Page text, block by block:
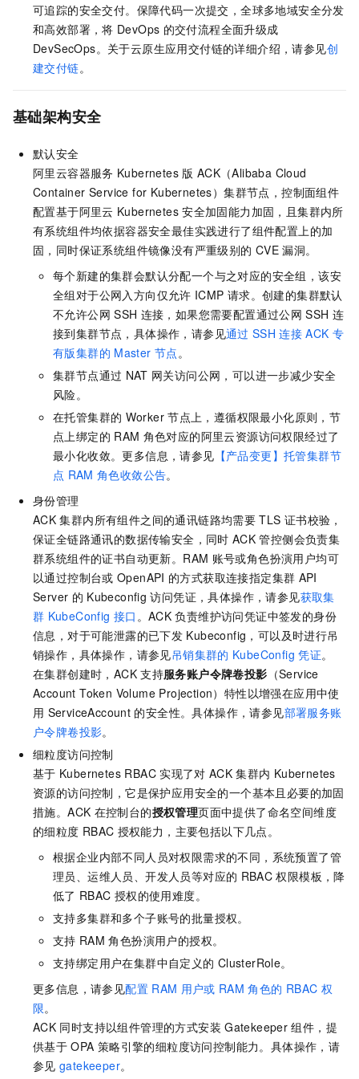
可追踪的安全交付。保障代码一次提交，全球多地域安全分发
和高效部署，将 DevOps 的交付流程全面升级成
DevSecOps。关于云原生应用交付链的详细介绍，请参见创
建交付链。
基础架构安全
默认安全
阿里云容器服务 Kubernetes 版 ACK（Alibaba Cloud
Container Service for Kubernetes）集群节点，控制面组件
配置基于阿里云 Kubernetes 安全加固能力加固，且集群内所
有系统组件均依据容器安全最佳实践进行了组件配置上的加
固，同时保证系统组件镜像没有严重级别的 CVE 漏洞。
每个新建的集群会默认分配一个与之对应的安全组，该安
全组对于公网入方向仅允许 ICMP 请求。创建的集群默认
不允许公网 SSH 连接，如果您需要配置通过公网 SSH 连
接到集群节点，具体操作，请参见通过 SSH 连接 ACK 专
有版集群的 Master 节点。
集群节点通过 NAT 网关访问公网，可以进一步减少安全
风险。
在托管集群的 Worker 节点上，遵循权限最小化原则，节
点上绑定的 RAM 角色对应的阿里云资源访问权限经过了
最小化收敛。更多信息，请参见 【产品变更】托管集群节
点 RAM 角色收敛公告。
身份管理
ACK 集群内所有组件之间的通讯链路均需要 TLS 证书校验，
保证全链路通讯的数据传输安全，同时 ACK 管控侧会负责集
群系统组件的证书自动更新。RAM 账号或角色扮演用户均可
以通过控制台或 OpenAPI 的方式获取连接指定集群 API
Server 的 Kubeconfig 访问凭证，具体操作，请参见获取集
群 KubeConfig 接口 。ACK 负责维护访问凭证中签发的身份
信息，对于可能泄露的已下发 Kubeconfig，可以及时进行吊
销操作，具体操作，请参见吊销集群的 KubeConfig 凭证。
在集群创建时，ACK 支持服务账户令牌卷投影 （Service
Account Token Volume Projection）特性以增强在应用中使
用 ServiceAccount 的安全性。具体操作，请参见部署服务账
户令牌卷投影。
细粒度访问控制
基于 Kubernetes RBAC 实现了对 ACK 集群内 Kubernetes
资源的访问控制，它是保护应用安全的一个基本且必要的加固
措施。ACK 在控制台的授权管理页面中提供了命名空间维度
的细粒度 RBAC 授权能力，主要包括以下几点。
根据企业内部不同人员对权限需求的不同，系统预置了管
理员、运维人员、开发人员等对应的 RBAC 权限模板，降
低了 RBAC 授权的使用难度。
支持多集群和多个子账号的批量授权。
支持 RAM 角色扮演用户的授权。
支持绑定用户在集群中自定义的 ClusterRole。
更多信息，请参见配置 RAM 用户或 RAM 角色的 RBAC 权
限。
ACK 同时支持以组件管理的方式安装 Gatekeeper 组件，提
供基于 OPA 策略引擎的细粒度访问控制能力。具体操作，请
参见 gatekeeper。